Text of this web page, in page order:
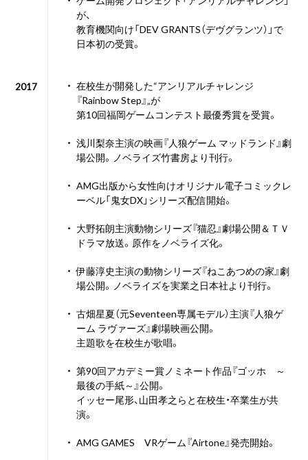
が、
教育機関向け「DEV GRANTS（デヴグランツ）」で
日本初の受賞。
2017 ・ 在校生が開発した“アンリアルチャレンジ
『Rainbow Step』„が
第10回福岡ゲームコンテスト最優秀賞を受賞。
・ 浅川梨奈主演の映画『人狼ゲーム マッドランド』劇
場公開。ノベライズ竹書房より刊行。
・ AMG出版から女性向けオリジナル電子コミックレ
ーベル「鬼女DX」シリーズ配信開始。
・ 大野拓朗主演動物シリーズ『猫忍』劇場公開＆ＴＶ
ドラマ放送。原作をノベライズ化。
・ 伊藤淳史主演の動物シリーズ『ねこあつめの家』劇
場公開。ノベライズを実業之日本社より刊行。
・ 古畑星夏（元Seventeen専属モデル）主演『人狼ゲ
ーム ラヴァーズ』劇場映画公開。
主題歌を在校生が歌唱。
・ 第90回アカデミー賞ノミネート作品『ゴッホ ～
最後の手紙～』公開。
イッセー尾形、山田孝之らと在校生・卒業生が共
演。
・ AMG GAMES VRゲーム『Airtone』発売開始。